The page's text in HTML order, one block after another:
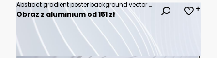
Abstract gradient poster background vector set. Modern cover templates with colorful geometric shapes and optical illusion design for social media, banner and wallpaper.
Obraz z aluminium od 151 zł